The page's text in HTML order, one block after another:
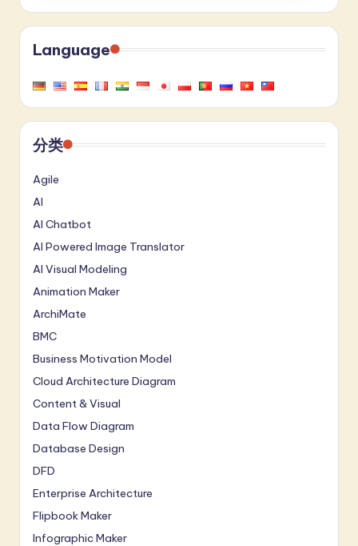
Language
分类
Agile
AI
AI Chatbot
AI Powered Image Translator
AI Visual Modeling
Animation Maker
ArchiMate
BMC
Business Motivation Model
Cloud Architecture Diagram
Content & Visual
Data Flow Diagram
Database Design
DFD
Enterprise Architecture
Flipbook Maker
Infographic Maker